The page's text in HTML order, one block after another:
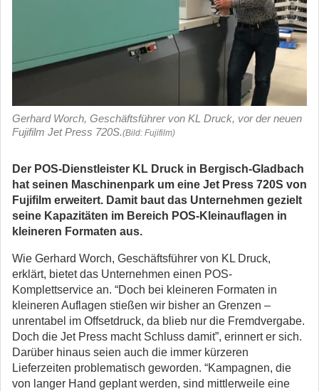
Gerhard Worch, Geschäftsführer von KL Druck, vor der neuen
Fujifilm Jet Press 720S.(Bild: Fujifilm)
Der POS-Dienstleister KL Druck in Bergisch-Gladbach
hat seinen Maschinenpark um eine Jet Press 720S von
Fujifilm erweitert. Damit baut das Unternehmen gezielt
seine Kapazitäten im Bereich POS-Kleinauflagen in
kleineren Formaten aus.
Wie Gerhard Worch, Geschäftsführer von KL Druck,
erklärt, bietet das Unternehmen einen POS-
Komplettservice an. “Doch bei kleineren Formaten in
kleineren Auflagen stießen wir bisher an Grenzen –
unrentabel im Offsetdruck, da blieb nur die Fremdvergabe.
Doch die Jet Press macht Schluss damit”, erinnert er sich.
Darüber hinaus seien auch die immer kürzeren
Lieferzeiten problematisch geworden. “Kampagnen, die
von langer Hand geplant werden, sind mittlerweile eine